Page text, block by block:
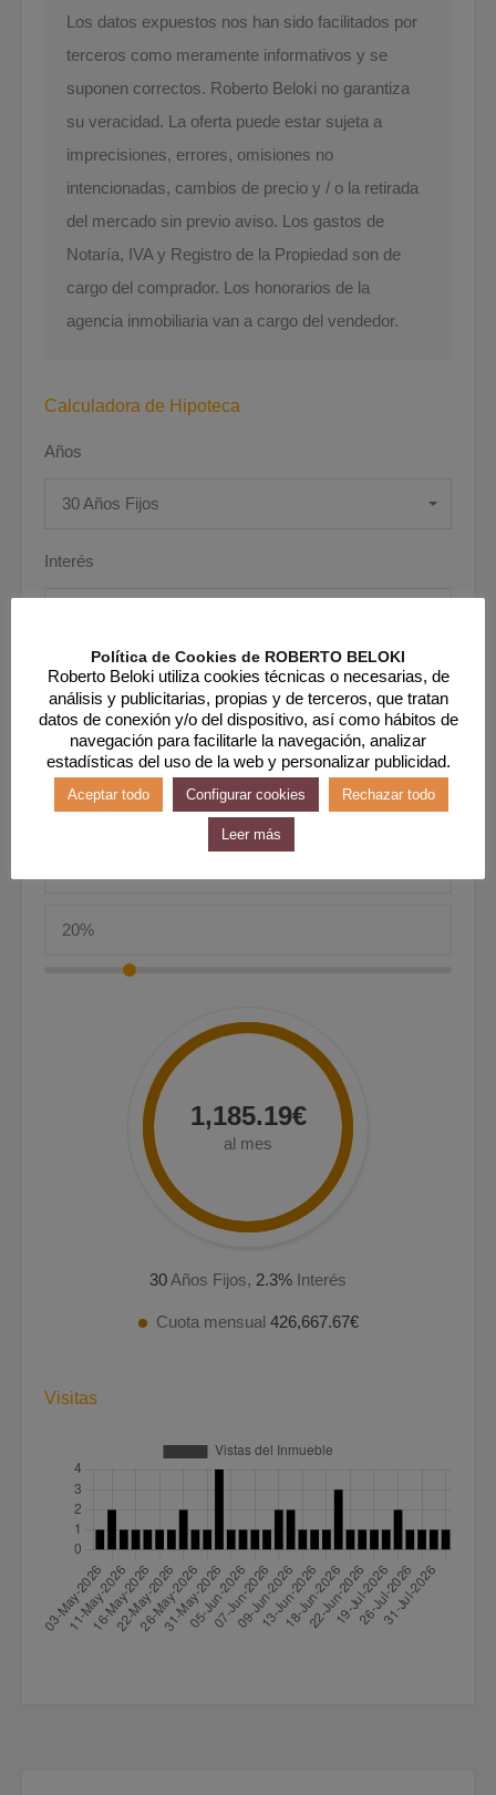
Los datos expuestos nos han sido facilitados por
terceros como meramente informativos y se
suponen correctos. Roberto Beloki no garantiza
su veracidad. La oferta puede estar sujeta a
imprecisiones, errores, omisiones no
intencionadas, cambios de precio y / o la retirada
del mercado sin previo aviso. Los gastos de
Notaría, IVA y Registro de la Propiedad son de
cargo del comprador. Los honorarios de la
agencia inmobiliaria van a cargo del vendedor.
Calculadora de Hipoteca
Años
30 Años Fijos
Interés
Precio
Entrada
1,185.19€
al mes
30Años Fijos, 2.3% Interés
Cuota mensual 426,667.67€
Visitas
Política de Cookies de ROBERTO BELOKI
Roberto Beloki utiliza cookies técnicas o necesarias, de
análisis y publicitarias, propias y de terceros, que tratan
datos de conexión y/o del dispositivo, así como hábitos de
navegación para facilitarle la navegación, analizar
estadísticas del uso de la web y personalizar publicidad.
Aceptar todo Configurar cookies Rechazar todo
Leer más